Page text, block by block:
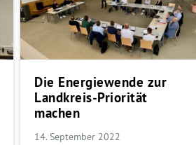
Die Energiewende zur
Landkreis-Priorität
machen
14. September 2022